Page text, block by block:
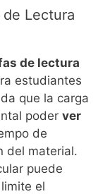
Lectura
de lectura
estudiantes
que la carga
poder ver
de
del material.
puede
el